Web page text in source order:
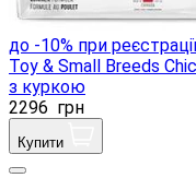
до -10% при
Toy & Small Breeds
з куркою
2296 грн
Купити